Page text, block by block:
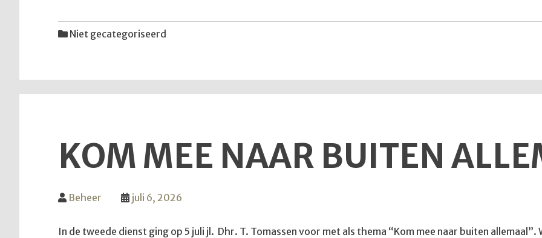
Niet gecategoriseerd
KOM MEE NAAR BUITEN
Beheer juli 6, 2026
In de tweede dienst ging op 5 juli jl. Dhr. T. Tomassen voor met als thema “Kom mee naar buiten